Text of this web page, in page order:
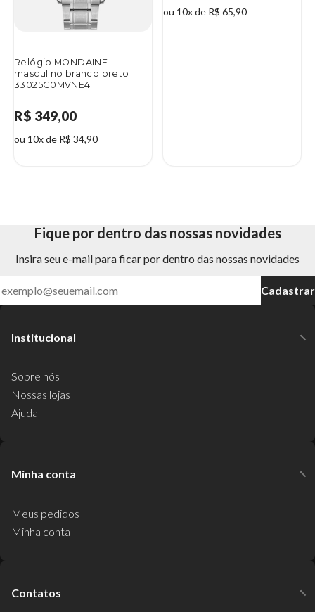
Relógio MONDAINE
masculino branco preto
33025G0MVNE4
R$ 349,00
ou 10x de R$ 34,90
ou 10x de R$ 65,90
Fique por dentro das nossas novidades
Insira seu e-mail para ficar por dentro das nossas novidades
Cadastrar
Institucional
Sobre nós
Nossas lojas
Ajuda
Minha conta
Meus pedidos
Minha conta
Contatos